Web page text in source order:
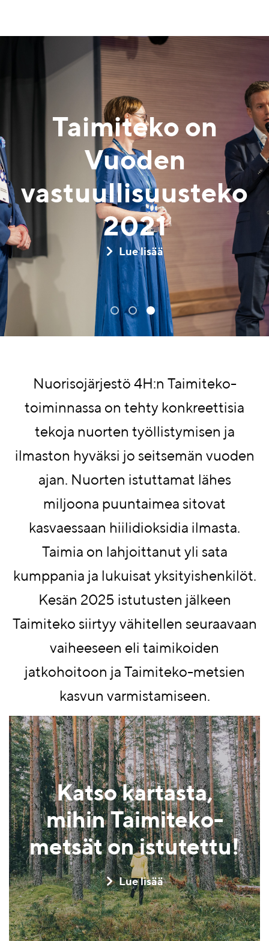
Taimiteko on
Vuoden
vastuullisuusteko
2021
Lue lisää
Nuorisojärjestö 4H:n Taimiteko-
toiminnassa on tehty konkreettisia
tekoja nuorten työllistymisen ja
ilmaston hyväksi jo seitsemän vuoden
ajan. Nuorten istuttamat lähes
miljoona puuntaimea sitovat
kasvaessaan hiilidioksidia ilmasta.
Taimia on lahjoittanut yli sata
kumppania ja lukuisat yksityishenkilöt.
Kesän 2025 istutusten jälkeen
Taimiteko siirtyy vähitellen seuraavaan
vaiheeseen eli taimikoiden
jatkohoitoon ja Taimiteko-metsien
kasvun varmistamiseen.
Katso kartasta,
mihin Taimiteko-
metsät on istutettu!
Lue lisää